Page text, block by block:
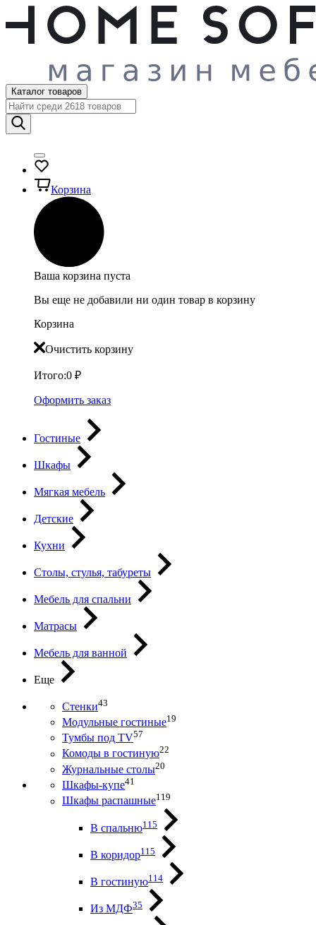
Каталог товаров
Корзина
Ваша корзина пуста
Вы еще не добавили ни один товар в корзину
Корзина
Очистить корзину
Итого:0 ₽
Оформить заказ
Гостиные
Шкафы
Мягкая мебель
Детские
Кухни
Столы, стулья, табуреты
Мебель для спальни
Матрасы
Мебель для ванной
Еще
Стенки43
Модульные гостиные19
Тумбы под ТV57
Комоды в гостиную22
Журнальные столы20
Шкафы-купе41
Шкафы распашные119
В спальню115
В коридор115
В гостиную114
Из МДФ35